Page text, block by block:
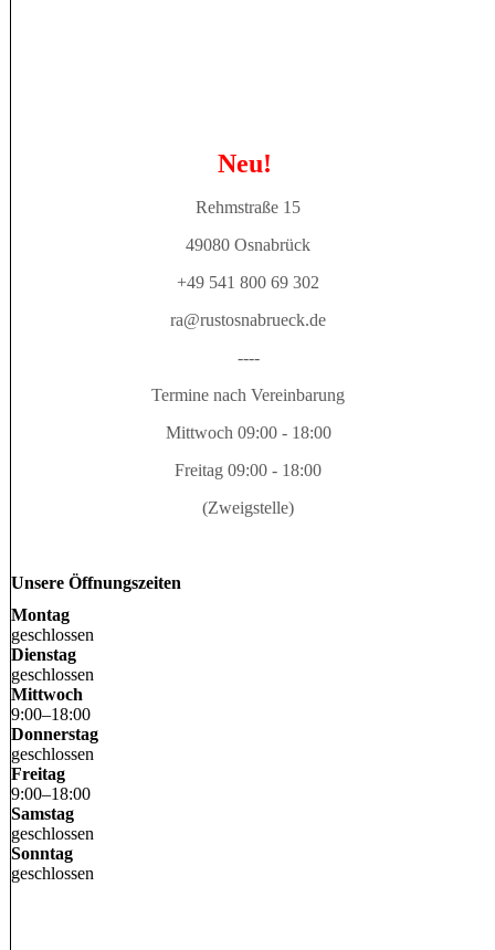
Neu!
Rehmstraße 15
49080 Osnabrück
+49 541 800 69 302
ra@rustosnabrueck.de
----
Termine nach Vereinbarung
Mittwoch 09:00 - 18:00
Freitag 09:00 - 18:00
(Zweigstelle)
Unsere Öffnungszeiten
Montag
geschlossen
Dienstag
geschlossen
Mittwoch
9:00–18:00
Donnerstag
geschlossen
Freitag
9:00–18:00
Samstag
geschlossen
Sonntag
geschlossen